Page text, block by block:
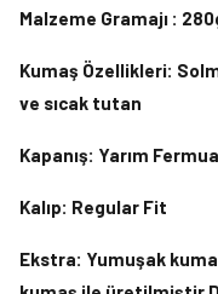
Malzeme Gramajı :
Kumaş Özellikleri:
ve sıcak tutan
Kapanış: Yarım
Kalıp: Regular Fit
Ekstra: Yumuşak